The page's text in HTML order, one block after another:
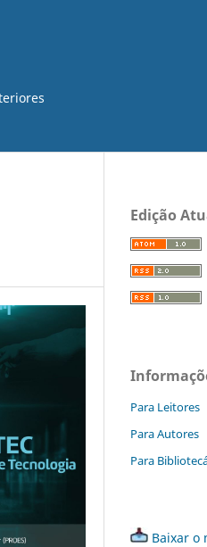
Edição
Para Leitores
Para Autores
Para
Baixar o